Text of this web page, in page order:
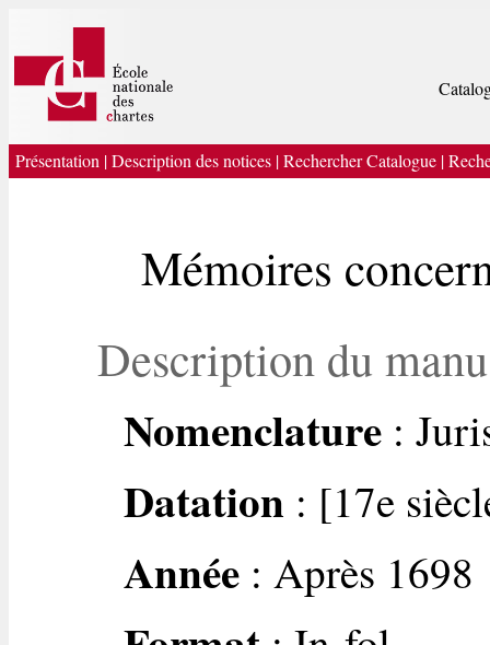
Présentation |Description des notices |Rechercher Catalogue |
Mémoires
Description du
Nomenclature:
Datation : [17e
Année: Après 1698